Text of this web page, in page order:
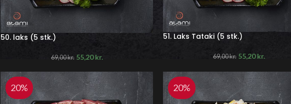
50. laks (5 stk.)
69,00kr. 55,20kr.
51. Laks Tataki (5 stk.)
69,00kr. 55,20kr.
20% 20%